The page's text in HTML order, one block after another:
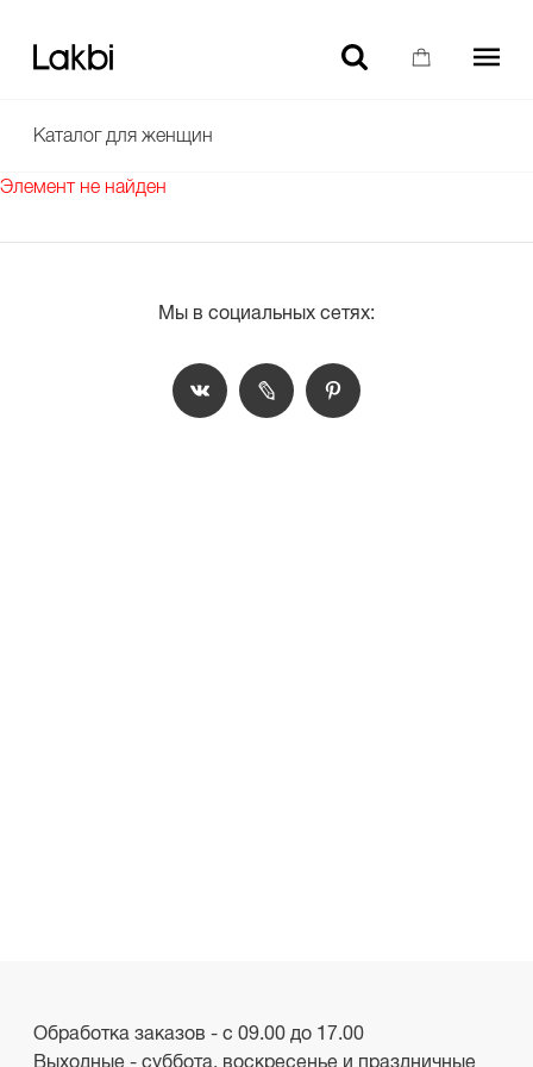
Каталог для женщин
Элемент не найден
Мы в социальных сетях:
Обработка заказов - с 09.00 до 17.00
Выходные - суббота, воскресенье и праздничные